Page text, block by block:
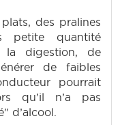
des pralines
petite quantité
la digestion, de
de faibles
pourrait
qu’il n’a pas
d’alcool.